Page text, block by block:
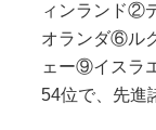
ィンランド②
オランダ⑥ル
ェー⑨イスラ
54位で、先進